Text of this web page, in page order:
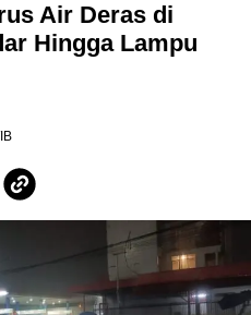
Air Deras di
Hingga Lampu